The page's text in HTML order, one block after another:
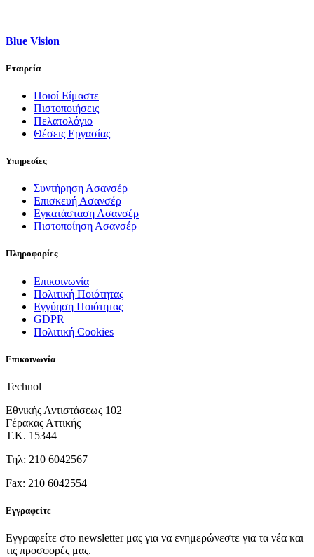
Blue Vision
Εταιρεία
Ποιοί Είμαστε
Πιστοποιήσεις
Πελατολόγιο
Θέσεις Εργασίας
Υπηρεσίες
Συντήρηση Ασανσέρ
Επισκευή Ασανσέρ
Εγκατάσταση Ασανσέρ
Πιστοποίηση Ασανσέρ
Πληροφορίες
Επικοινωνία
Πολιτική Ποιότητας
Εγγύηση Ποιότητας
GDPR
Πολιτική Cookies
Επικοινωνία
Technol
Εθνικής Αντιστάσεως 102
Γέρακας Αττικής
Τ.Κ. 15344
Τηλ: 210 6042567
Fax: 210 6042554
Εγγραφείτε
Εγγραφείτε στο newsletter μας για να ενημερώνεστε για τα νέα και
τις προσφορές μας.